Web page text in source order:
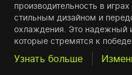
производительность в
стильным дизайном и
охлаждения. Это надежный
которые стремятся к победе.
Узнать больше